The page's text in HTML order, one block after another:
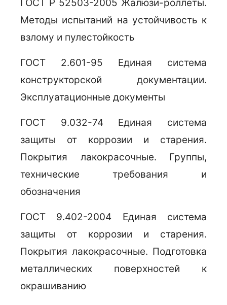
ГОСТ Р 52503-2005 Жалюзи-роллеты.
Методы испытаний на устойчивость к
взлому и пулестойкость
ГОСТ 2.601-95 Единая система
конструкторской документации.
Эксплуатационные документы
ГОСТ 9.032-74 Единая система
защиты от коррозии и старения.
Покрытия лакокрасочные. Группы,
технические требования и
обозначения
ГОСТ 9.402-2004 Единая система
защиты от коррозии и старения.
Покрытия лакокрасочные. Подготовка
металлических поверхностей к
окрашиванию